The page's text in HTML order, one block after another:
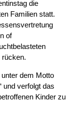
die
Familien statt.
of
rücken.
dem Motto
und verfolgt das
Kinder zu